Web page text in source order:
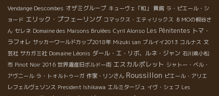
Vendange Descombes オザミグループ キューヴェ「和」 貴腐 ラ・ピエール・シ
ョード エリック・プフェーリング コマックス・エティリックス ＢＭОの桐谷さ
ん セレネ Domaine des Maisons Brulées Cyril Alonso Les Pénitentes トマ・
ラフォレ サッカーワールドカップ2018年 Mizuki san ブルイイ2013 コルナス 文
芸社 サカガミ社 Domaine Léonis ダール・エ・リボ、ルネ・ジャン 石川県小松
市 Pinot Noir 2016 世界遺産旧ボルドー街 エスカルポレット シャトー・ベル・
アヴニール ラ・トォルトゥーガ 作家・リンさん Roussillon ピエール・アリエ
レフェルヴェソンス President Ishikawa エルミタージュ イヴ・シェフ Les